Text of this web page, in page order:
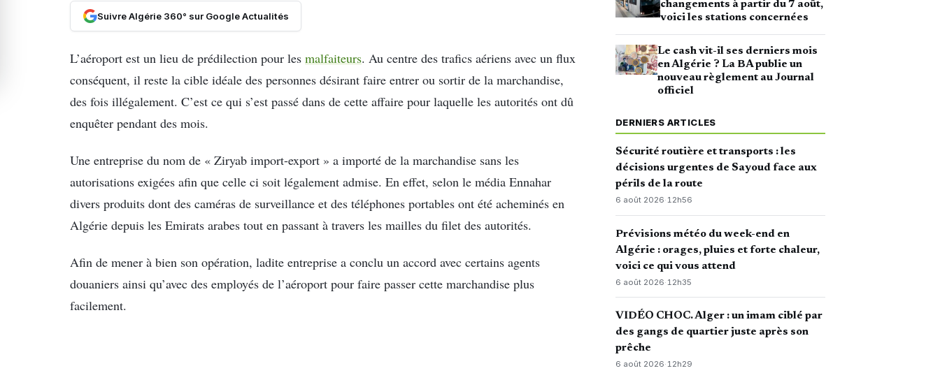
Suivre Algérie 360° sur Google Actualités
L’aéroport est un lieu de prédilection pour les malfaiteurs. Au centre des trafics aériens avec un flux
conséquent, il reste la cible idéale des personnes désirant faire entrer ou sortir de la marchandise,
des fois illégalement. C’est ce qui s’est passé dans de cette affaire pour laquelle les autorités ont dû
enquêter pendant des mois.
Une entreprise du nom de « Ziryab import-export » a importé de la marchandise sans les
autorisations exigées afin que celle ci soit légalement admise. En effet, selon le média Ennahar
divers produits dont des caméras de surveillance et des téléphones portables ont été acheminés en
Algérie depuis les Emirats arabes tout en passant à travers les mailles du filet des autorités.
Afin de mener à bien son opération, ladite entreprise a conclu un accord avec certains agents
douaniers ainsi qu’avec des employés de l’aéroport pour faire passer cette marchandise plus
facilement.
changements à partir du 7 août,
voici les stations concernées
Le cash vit-il ses derniers mois
en Algérie ? La BA publie un
nouveau règlement au Journal
officiel
DERNIERS ARTICLES
Sécurité routière et transports : les
décisions urgentes de Sayoud face aux
périls de la route
6 août 2026·12h56
Prévisions météo du week-end en
Algérie : orages, pluies et forte chaleur,
voici ce qui vous attend
6 août 2026· 12h35
VIDÉO CHOC. Alger : un imam ciblé par
des gangs de quartier juste après son
prêche
6 août 2026·12h29